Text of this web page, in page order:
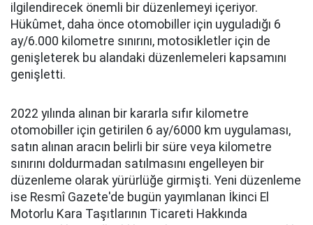
ilgilendirecek önemli bir düzenlemeyi içeriyor.
Hükûmet, daha önce otomobiller için uyguladığı 6
ay/6.000 kilometre sınırını, motosikletler için de
genişleterek bu alandaki düzenlemeleri kapsamını
genişletti.
2022 yılında alınan bir kararla sıfır kilometre
otomobiller için getirilen 6 ay/6000 km uygulaması,
satın alınan aracın belirli bir süre veya kilometre
sınırını doldurmadan satılmasını engelleyen bir
düzenleme olarak yürürlüğe girmişti. Yeni düzenleme
ise Resmî Gazete'de bugün yayımlanan İkinci El
Motorlu Kara Taşıtlarının Ticareti Hakkında